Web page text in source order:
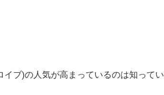
イブ)の人気が高まっているのは知ってい